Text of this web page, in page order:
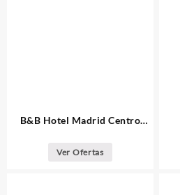
B&B Hotel Madrid Centro
Ver Ofertas